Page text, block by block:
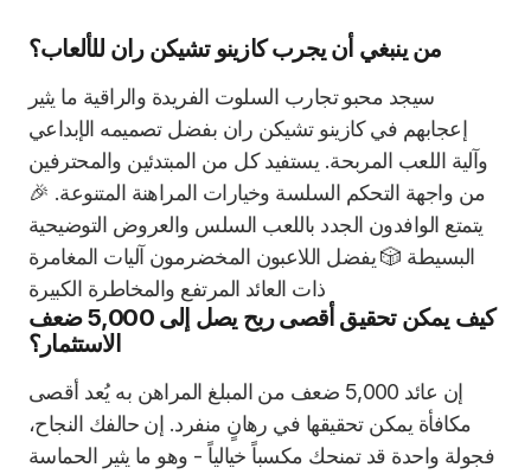
من ينبغي أن يجرب كازينو تشيكن ران للألعاب؟
سيجد محبو تجارب السلوت الفريدة والراقية ما يثير
إعجابهم في كازينو تشيكن ران بفضل تصميمه الإبداعي
وآلية اللعب المربحة. يستفيد كل من المبتدئين والمحترفين
من واجهة التحكم السلسة وخيارات المراهنة المتنوعة. 🎉
يتمتع الوافدون الجدد باللعب السلس والعروض التوضيحية
البسيطة 🎲 يفضل اللاعبون المخضرمون آليات المغامرة
ذات العائد المرتفع والمخاطرة الكبيرة
كيف يمكن تحقيق أقصى ربح يصل إلى 5,000 ضعف
الاستثمار؟
إن عائد 5,000 ضعف من المبلغ المراهن به يُعد أقصى
مكافأة يمكن تحقيقها في رهانٍ منفرد. إن حالفك النجاح،
فجولة واحدة قد تمنحك مكسباً خيالياً - وهو ما يثير الحماسة